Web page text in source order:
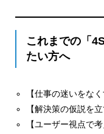
これまでの「
たい方へ
【仕事の迷いをなく
【解決策の仮説を
【ユーザー視点で